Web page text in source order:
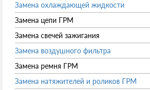
Замена охлаждающей жидкости
Замена цепи ГРМ
Замена свечей зажигания
Замена воздушного фильтра
Замена ремня ГРМ
Замена натяжителей и роликов ГРМ